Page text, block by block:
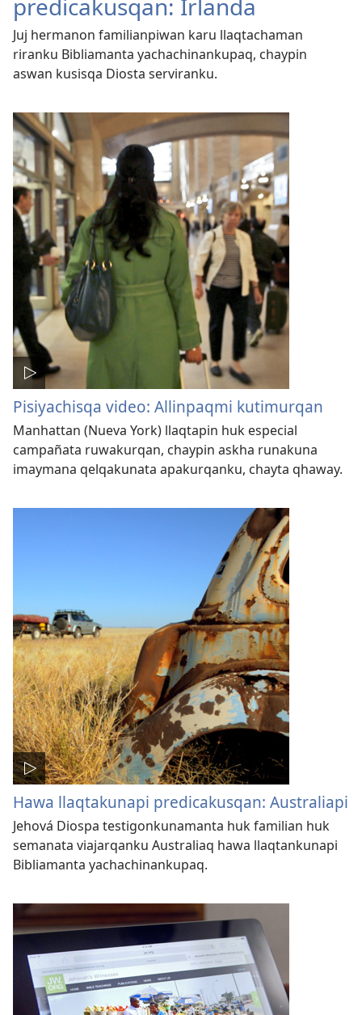
predicakusqan: Irlanda
Juj hermanon familianpiwan karu llaqtachaman
riranku Bibliamanta yachachinankupaq, chaypin
aswan kusisqa Diosta serviranku.
Pisiyachisqa video: Allinpaqmi kutimurqan
Manhattan (Nueva York) llaqtapin huk especial
campañata ruwakurqan, chaypin askha runakuna
imaymana qelqakunata apakurqanku, chayta qhaway.
Hawa llaqtakunapi predicakusqan: Australiapi
Jehová Diospa testigonkunamanta huk familian huk
semanata viajarqanku Australiaq hawa llaqtankunapi
Bibliamanta yachachinankupaq.